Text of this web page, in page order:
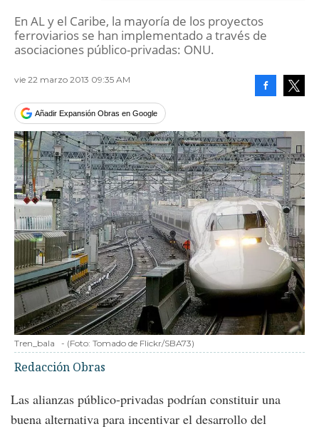
En AL y el Caribe, la mayoría de los proyectos
ferroviarios se han implementado a través de
asociaciones público-privadas: ONU.
vie 22 marzo 2013 09:35 AM
Añadir Expansión Obras en Google
Tren_bala - (Foto: Tomado de Flickr/SBA73)
Redacción Obras
Las alianzas público-privadas podrían constituir una
buena alternativa para incentivar el desarrollo del